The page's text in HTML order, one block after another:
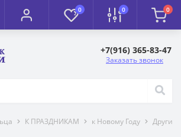
0 0 0
+7(916) 365-83-47
Заказать звонок
К ПРАЗДНИКАМ к Новому Году Другие